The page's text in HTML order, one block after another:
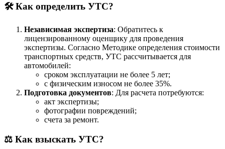
🛠️ Как определить УТС?
Независимая экспертиза: Обратитесь к
лицензированному оценщику для проведения
экспертизы. Согласно Методике определения стоимости
транспортных средств, УТС рассчитывается для
автомобилей:
сроком эксплуатации не более 5 лет;
с физическим износом не более 35%.
Подготовка документов: Для расчета потребуются:
акт экспертизы;
фотографии повреждений;
счета за ремонт.
⚖️ Как взыскать УТС?